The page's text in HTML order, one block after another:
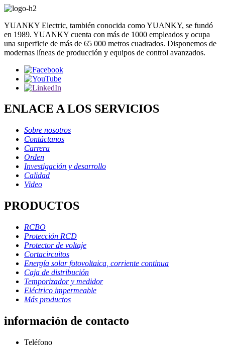
YUANKY Electric, también conocida como YUANKY, se fundó
en 1989. YUANKY cuenta con más de 1000 empleados y ocupa
una superficie de más de 65 000 metros cuadrados. Disponemos de
modernas líneas de producción y equipos de control avanzados.
ENLACE A LOS SERVICIOS
Sobre nosotros
Contáctanos
Carrera
Orden
Investigación y desarrollo
Calidad
Video
PRODUCTOS
RCBO
Protección RCD
Protector de voltaje
Cortacircuitos
Energía solar fotovoltaica, corriente continua
Caja de distribución
Temporizador y medidor
Eléctrico impermeable
Más productos
información de contacto
Teléfono